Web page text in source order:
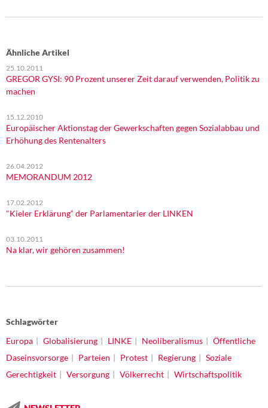
Kontakt
Ähnliche Artikel
25.10.2011
GREGOR GYSI: 90 Prozent unserer Zeit darauf verwenden, Politik zu
machen
15.12.2010
Europäischer Aktionstag der Gewerkschaften gegen Sozialabbau und
Erhöhung des Rentenalters
26.04.2012
MEMORANDUM 2012
17.02.2012
"Kieler Erklärung“ der Parlamentarier der LINKEN
03.10.2011
Na klar, wir gehören zusammen!
Schlagwörter
Europa
Globalisierung LINKE Neoliberalismus
Öffentliche
Daseinsvorsorge
Parteien Protest Regierung
Soziale
Gerechtigkeit
Versorgung Völkerrecht Wirtschaftspolitik